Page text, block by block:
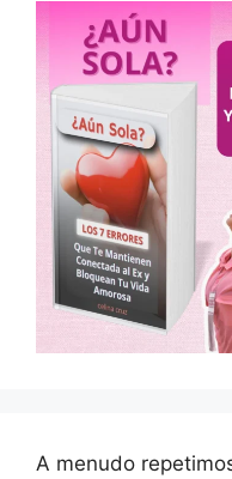
A menudo